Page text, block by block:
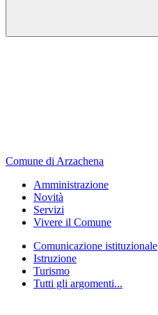
Comune di Arzachena
Amministrazione
Novità
Servizi
Vivere il Comune
Comunicazione istituzionale
Istruzione
Turismo
Tutti gli argomenti...